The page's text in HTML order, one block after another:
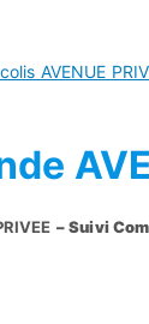
AVENUE
– Suivi